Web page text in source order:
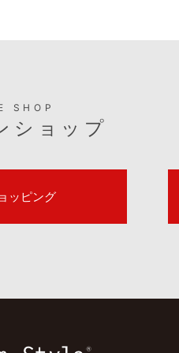
SHOP
ショップ
ッピング